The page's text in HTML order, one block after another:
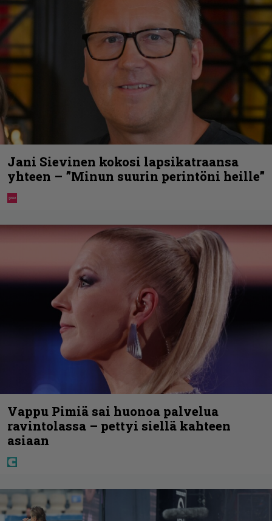
Jani Sievinen kokosi lapsikatraansa
yhteen – ”Minun suurin perintöni heille”
Vappu Pimiä sai huonoa palvelua
ravintolassa – pettyi siellä kahteen
asiaan